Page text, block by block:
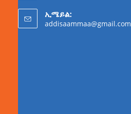
ኢሜይል:
addisaammaa@gmail.com